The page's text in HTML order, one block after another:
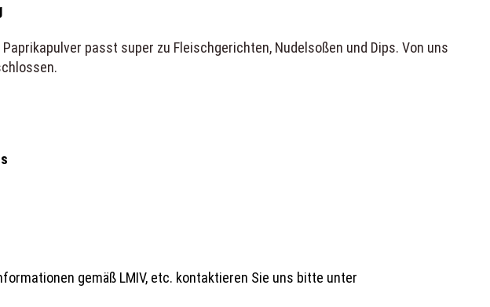
passt super zu Fleischgerichten, Nudelsoßen und Dips. Von uns
gemäß LMIV, etc. kontaktieren Sie uns bitte unter